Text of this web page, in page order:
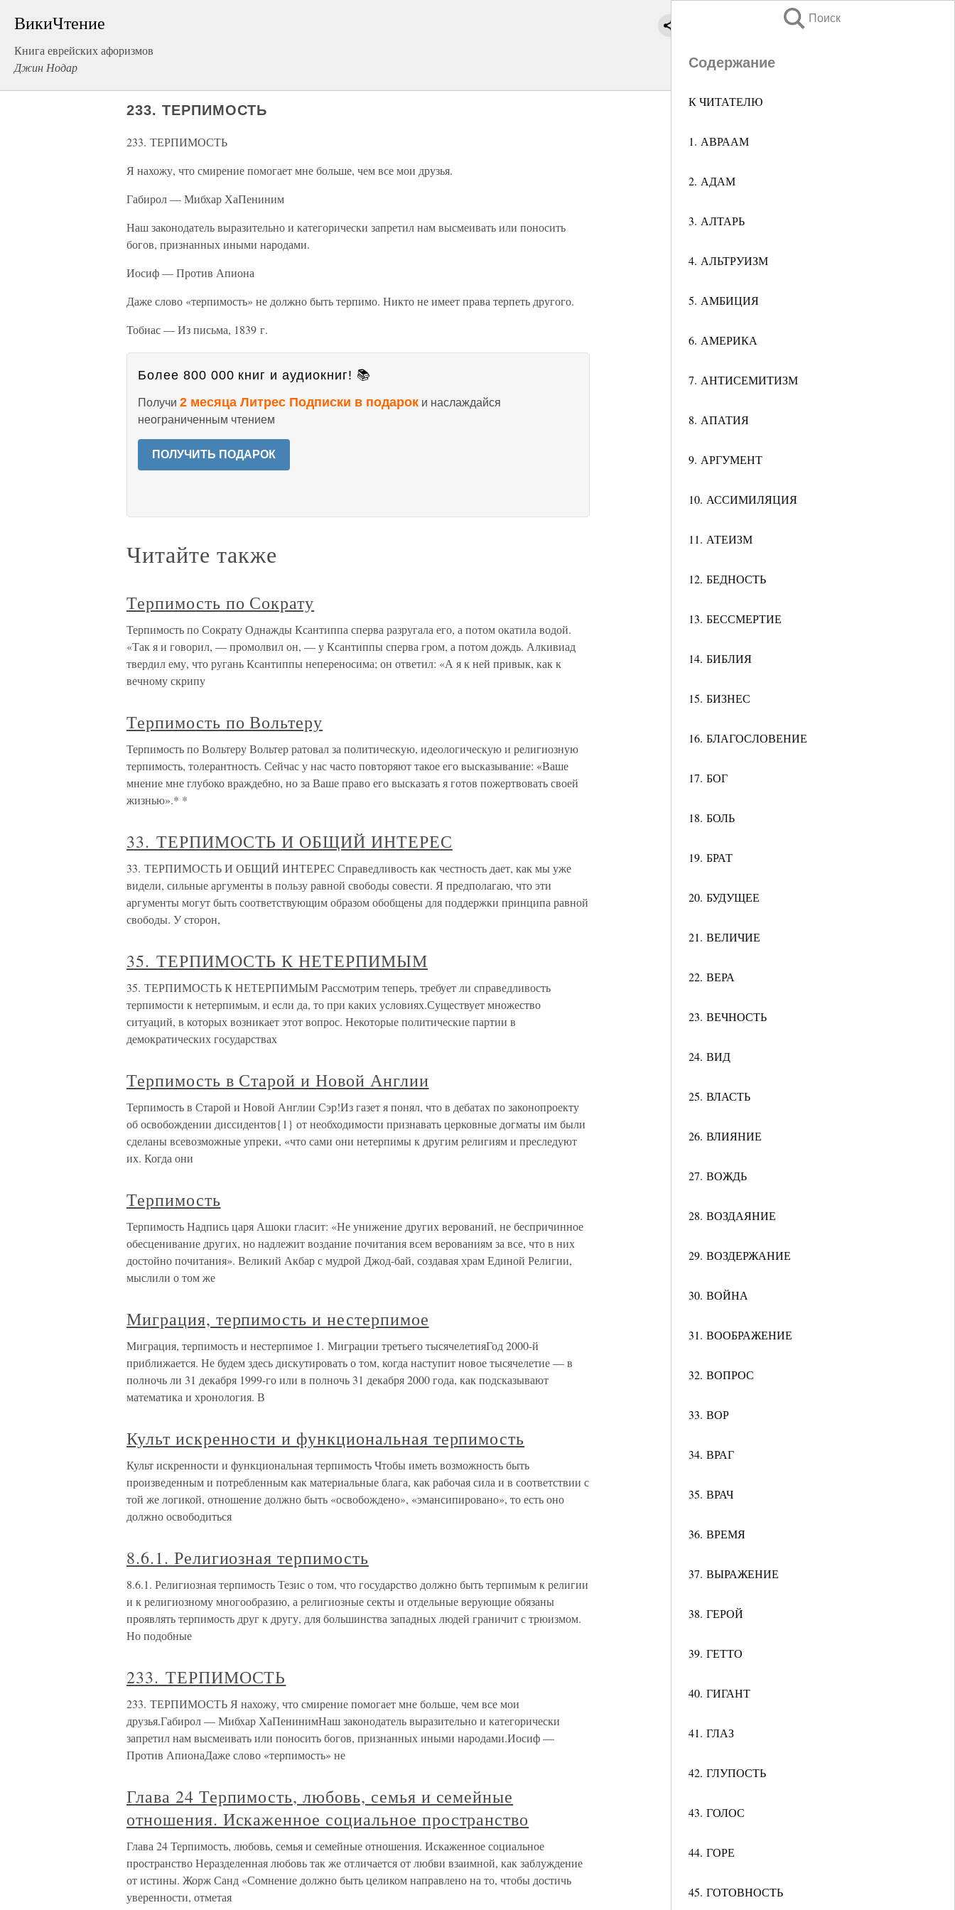
ВикиЧтение
Книга еврейских афоризмов
Джин Нодар
Поиск
Содержание
К ЧИТАТЕЛЮ
1. АВРААМ
2. АДАМ
3. АЛТАРЬ
4. АЛЬТРУИЗМ
5. АМБИЦИЯ
6. АМЕРИКА
7. АНТИСЕМИТИЗМ
8. АПАТИЯ
9. АРГУМЕНТ
10. АССИМИЛЯЦИЯ
11. АТЕИЗМ
12. БЕДНОСТЬ
13. БЕССМЕРТИЕ
14. БИБЛИЯ
15. БИЗНЕС
16. БЛАГОСЛОВЕНИЕ
17. БОГ
18. БОЛЬ
19. БРАТ
20. БУДУЩЕЕ
21. ВЕЛИЧИЕ
22. ВЕРА
23. ВЕЧНОСТЬ
24. ВИД
25. ВЛАСТЬ
26. ВЛИЯНИЕ
27. ВОЖДЬ
28. ВОЗДАЯНИЕ
29. ВОЗДЕРЖАНИЕ
30. ВОЙНА
31. ВООБРАЖЕНИЕ
32. ВОПРОС
33. ВОР
34. ВРАГ
35. ВРАЧ
36. ВРЕМЯ
37. ВЫРАЖЕНИЕ
38. ГЕРОЙ
39. ГЕТТО
40. ГИГАНТ
41. ГЛАЗ
42. ГЛУПОСТЬ
43. ГОЛОС
44. ГОРЕ
45. ГОТОВНОСТЬ
233. ТЕРПИМОСТЬ
233. ТЕРПИМОСТЬ
Я нахожу, что смирение помогает мне больше, чем все мои друзья.
Габирол — Мибхар ХаПениним
Наш законодатель выразительно и категорически запретил нам высмеивать или поносить
богов, признанных иными народами.
Иосиф — Против Апиона
Даже слово «терпимость» не должно быть терпимо. Никто не имеет права терпеть другого.
Тобиас — Из письма, 1839 г.
Более 800 000 книг и аудиокниг! 📚
Получи 2 месяца Литрес Подписки в подарок и наслаждайся
неограниченным чтением
ПОЛУЧИТЬ ПОДАРОК
Читайте также
Терпимость по Сократу
Терпимость по Сократу Однажды Ксантиппа сперва разругала его, а потом окатила водой.
«Так я и говорил, — промолвил он, — у Ксантиппы сперва гром, а потом дождь. Алкивиад
твердил ему, что ругань Ксантиппы непереносима; он ответил: «А я к ней привык, как к
вечному скрипу
Терпимость по Вольтеру
Терпимость по Вольтеру Вольтер ратовал за политическую, идеологическую и религиозную
терпимость, толерантность. Сейчас у нас часто повторяют такое его высказывание: «Ваше
мнение мне глубоко враждебно, но за Ваше право его высказать я готов пожертвовать своей
жизнью».* *
33. ТЕРПИМОСТЬ И ОБЩИЙ ИНТЕРЕС
33. ТЕРПИМОСТЬ И ОБЩИЙ ИНТЕРЕС Справедливость как честность дает, как мы уже
видели, сильные аргументы в пользу равной свободы совести. Я предполагаю, что эти
аргументы могут быть соответствующим образом обобщены для поддержки принципа равной
свободы. У сторон,
35. ТЕРПИМОСТЬ К НЕТЕРПИМЫМ
35. ТЕРПИМОСТЬ К НЕТЕРПИМЫМ Рассмотрим теперь, требует ли справедливость
терпимости к нетерпимым, и если да, то при каких условиях.Существует множество
ситуаций, в которых возникает этот вопрос. Некоторые политические партии в
демократических государствах
Терпимость в Старой и Новой Англии
Терпимость в Старой и Новой Англии Сэр!Из газет я понял, что в дебатах по законопроекту
об освобождении диссидентов{1} от необходимости признавать церковные догматы им были
сделаны всевозможные упреки, «что сами они нетерпимы к другим религиям и преследуют
их. Когда они
Терпимость
Терпимость Надпись царя Ашоки гласит: «Не унижение других верований, не беспричинное
обесценивание других, но надлежит воздание почитания всем верованиям за все, что в них
достойно почитания». Великий Акбар с мудрой Джод-бай, создавая храм Единой Религии,
мыслили о том же
Миграция, терпимость и нестерпимое
Миграция, терпимость и нестерпимое 1. Миграции третьего тысячелетияГод 2000-й
приближается. Не будем здесь дискутировать о том, когда наступит новое тысячелетие — в
полночь ли 31 декабря 1999-го или в полночь 31 декабря 2000 года, как подсказывают
математика и хронология. В
Культ искренности и функциональная терпимость
Культ искренности и функциональная терпимость Чтобы иметь возможность быть
произведенным и потребленным как материальные блага, как рабочая сила и в соответствии с
той же логикой, отношение должно быть «освобождено», «эмансипировано», то есть оно
должно освободиться
8.6.1. Религиозная терпимость
8.6.1. Религиозная терпимость Тезис о том, что государство должно быть терпимым к религии
и к религиозному многообразию, а религиозные секты и отдельные верующие обязаны
проявлять терпимость друг к другу, для большинства западных людей граничит с трюизмом.
Но подобные
233. ТЕРПИМОСТЬ
233. ТЕРПИМОСТЬ Я нахожу, что смирение помогает мне больше, чем все мои
друзья.Габирол — Мибхар ХаПенинимНаш законодатель выразительно и категорически
запретил нам высмеивать или поносить богов, признанных иными народами.Иосиф —
Против АпионаДаже слово «терпимость» не
Глава 24 Терпимость, любовь, семья и семейные
отношения. Искаженное социальное пространство
Глава 24 Терпимость, любовь, семья и семейные отношения. Искаженное социальное
пространство Неразделенная любовь так же отличается от любви взаимной, как заблуждение
от истины. Жорж Санд «Сомнение должно быть целиком направлено на то, чтобы достичь
уверенности, отметая